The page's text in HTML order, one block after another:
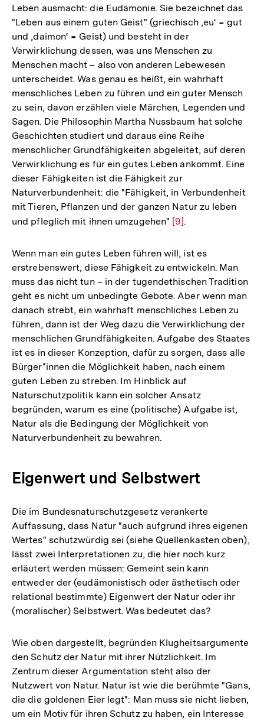
Leben ausmacht: die Eudämonie. Sie bezeichnet das
"Leben aus einem guten Geist" (griechisch ‚eu‘ = gut
und ‚daimon‘ = Geist) und besteht in der
Verwirklichung dessen, was uns Menschen zu
Menschen macht – also von anderen Lebewesen
unterscheidet. Was genau es heißt, ein wahrhaft
menschliches Leben zu führen und ein guter Mensch
zu sein, davon erzählen viele Märchen, Legenden und
Sagen. Die Philosophin Martha Nussbaum hat solche
Geschichten studiert und daraus eine Reihe
menschlicher Grundfähigkeiten abgeleitet, auf deren
Verwirklichung es für ein gutes Leben ankommt. Eine
dieser Fähigkeiten ist die Fähigkeit zur
Naturverbundenheit: die "Fähigkeit, in Verbundenheit
mit Tieren, Pflanzen und der ganzen Natur zu leben
und pfleglich mit ihnen umzugehen" Zur
der
Fußnote
[9].
Wenn man ein gutes Leben führen will, ist es
erstrebenswert, diese Fähigkeit zu entwickeln. Man
muss das nicht tun – in der tugendethischen Tradition
geht es nicht um unbedingte Gebote. Aber wenn man
danach strebt, ein wahrhaft menschliches Leben zu
führen, dann ist der Weg dazu die Verwirklichung der
menschlichen Grundfähigkeiten. Aufgabe des Staates
ist es in dieser Konzeption, dafür zu sorgen, dass alle
Bürger*innen die Möglichkeit haben, nach einem
guten Leben zu streben. Im Hinblick auf
Naturschutzpolitik kann ein solcher Ansatz
begründen, warum es eine (politische) Aufgabe ist,
Natur als die Bedingung der Möglichkeit von
Naturverbundenheit zu bewahren.
Eigenwert und Selbstwert
Die im Bundesnaturschutzgesetz verankerte
Auffassung, dass Natur "auch aufgrund ihres eigenen
Wertes" schutzwürdig sei (siehe Quellenkasten oben),
lässt zwei Interpretationen zu, die hier noch kurz
erläutert werden müssen: Gemeint sein kann
entweder der (eudämonistisch oder ästhetisch oder
relational bestimmte) Eigenwert der Natur oder ihr
(moralischer) Selbstwert. Was bedeutet das?
Wie oben dargestellt, begründen Klugheitsargumente
den Schutz der Natur mit ihrer Nützlichkeit. Im
Zentrum dieser Argumentation steht also der
Nutzwert von Natur. Natur ist wie die berühmte "Gans,
die die goldenen Eier legt": Man muss sie nicht lieben,
um ein Motiv für ihren Schutz zu haben, ein Interesse